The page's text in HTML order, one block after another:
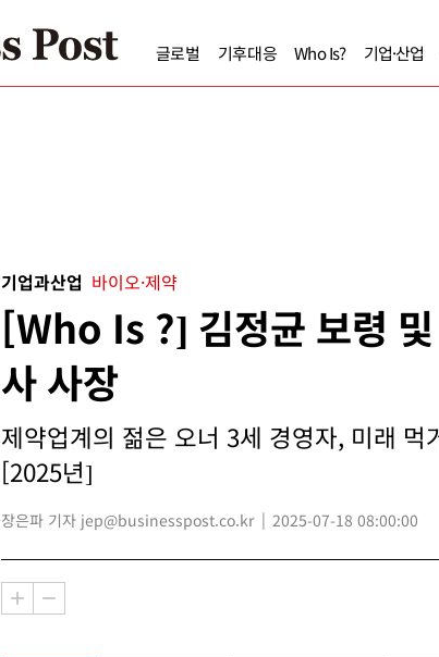
글로벌 기후대응 Who Is? 기업·산업
기업과산업 바이오·제약
[Who Is ?] 김정균 보령
사 사장
제약업계의 젊은 오너 3세 경영자, 미래
[2025년]
장은파 기자 jep@businesspost.co.kr 2025-07-18 08:00:00